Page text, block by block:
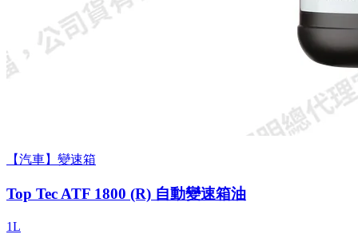
【汽車】變速箱
Top Tec ATF 1800 (R) 自動變速箱油
1L